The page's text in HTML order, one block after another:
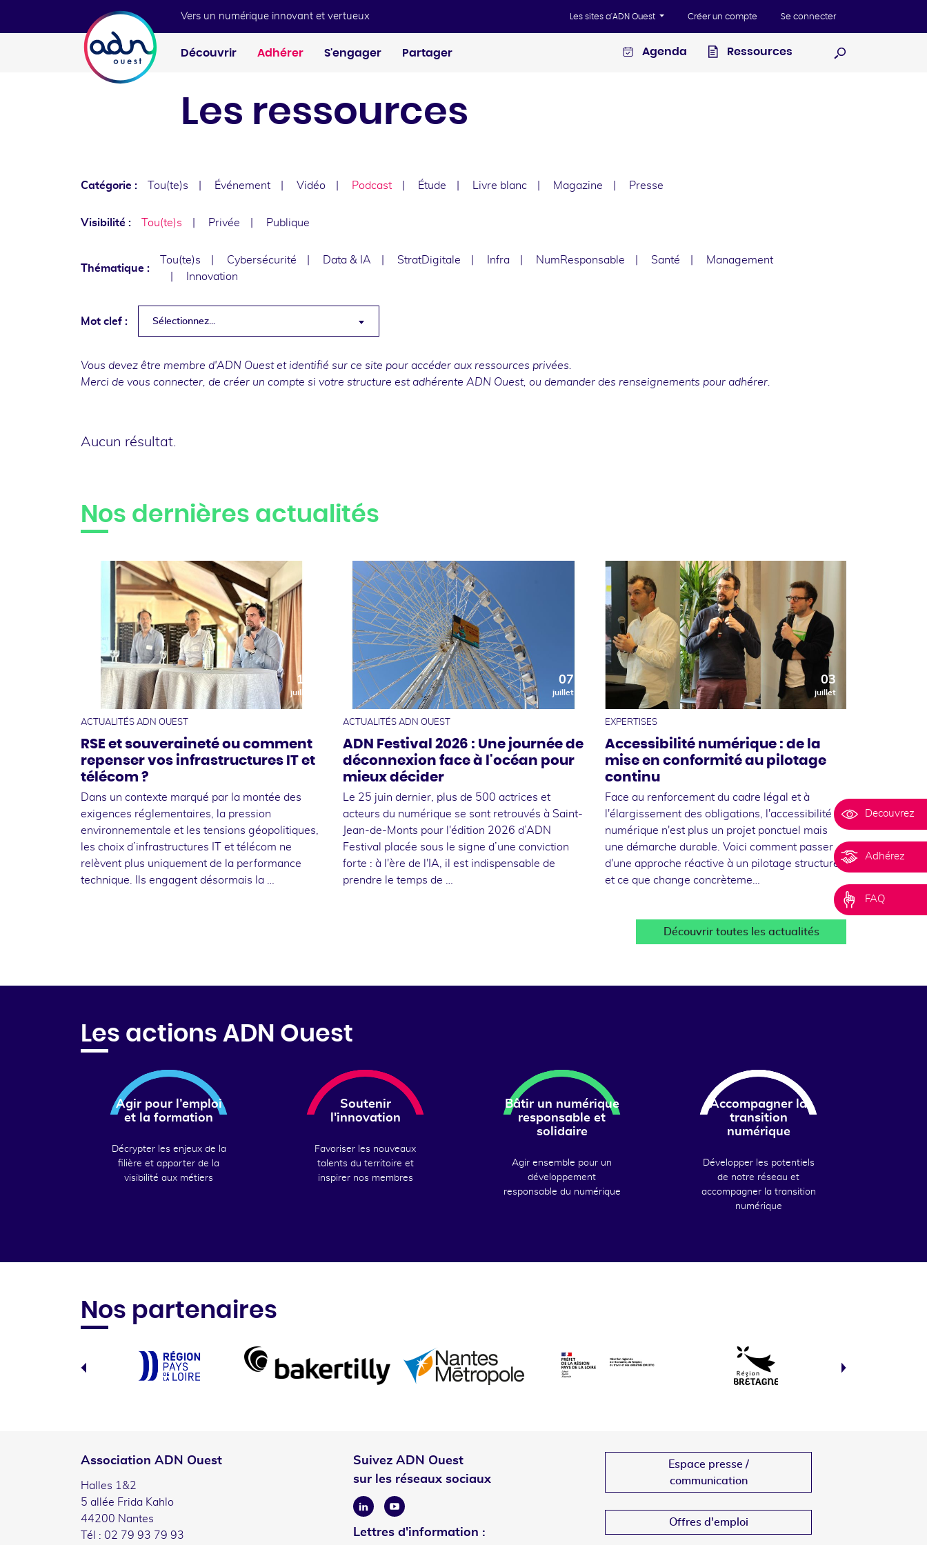
Vers un numérique innovant et vertueux Les sites d'ADN Ouest Créer un compte Se connecter
Découvrir Adhérer S'engager Partager Agenda
Ressources
Les ressources
Catégorie : Tou(te)s Événement Vidéo Podcast Étude Livre blanc Magazine Presse
Visibilité : Tou(te)s Privée Publique
Thématique :
Tou(te)s Cybersécurité Data & IA StratDigitale Infra NumResponsable Santé
Management
Innovation
Mot clef : Sélectionnez...
Vous devez être membre d'ADN Ouest et identifié sur ce site pour accéder aux ressources privées.
Merci de vous connecter, de créer un compte si votre structure est adhérente ADN Ouest, ou demander des renseignements pour adhérer.
Aucun résultat.
Decouvrez
Adhérez
FAQ
Nos dernières actualités
10
juillet
ACTUALITÉS ADN OUEST
RSE et souveraineté ou comment
repenser vos infrastructures IT et
télécom ?
Dans un contexte marqué par la montée des
exigences réglementaires, la pression
environnementale et les tensions géopolitiques,
les choix d’infrastructures IT et télécom ne
relèvent plus uniquement de la performance
technique. Ils engagent désormais la …
07
juillet
ACTUALITÉS ADN OUEST
ADN Festival 2026 : Une journée de
déconnexion face à l'océan pour
mieux décider
Le 25 juin dernier, plus de 500 actrices et
acteurs du numérique se sont retrouvés à Saint-
Jean-de-Monts pour l'édition 2026 d’ADN
Festival placée sous le signe d’une conviction
forte : à l'ère de l'IA, il est indispensable de
prendre le temps de …
03
juillet
EXPERTISES
Accessibilité numérique : de la
mise en conformité au pilotage
continu
Face au renforcement du cadre légal et à
l'élargissement des obligations, l'accessibilité
numérique n'est plus un projet ponctuel mais
une démarche durable. Voici comment passer
d'une approche réactive à un pilotage structuré,
et ce que change concrèteme…
Découvrir toutes les actualités
Les actions ADN Ouest
Agir pour l’emploi
et la formation
Décrypter les enjeux de la
filière et apporter de la
visibilité aux métiers
Soutenir
l'innovation
Favoriser les nouveaux
talents du territoire et
inspirer nos membres
Bâtir un numérique
responsable et
solidaire
Agir ensemble pour un
développement
responsable du numérique
Accompagner la
transition
numérique
Développer les potentiels
de notre réseau et
accompagner la transition
numérique
Nos partenaires
Association ADN Ouest
Halles 1&2
5 allée Frida Kahlo
44200 Nantes
Tél : 02 79 93 79 93
Suivez ADN Ouest
sur les réseaux sociaux
LinkedinYoutube
Lettres d'information :
Espace presse /
communication
Offres d'emploi